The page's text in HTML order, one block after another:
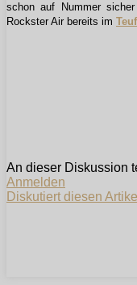
schon auf Nummer
Rockster Air bereits im
An dieser Diskussion
Anmelden
Diskutiert diesen